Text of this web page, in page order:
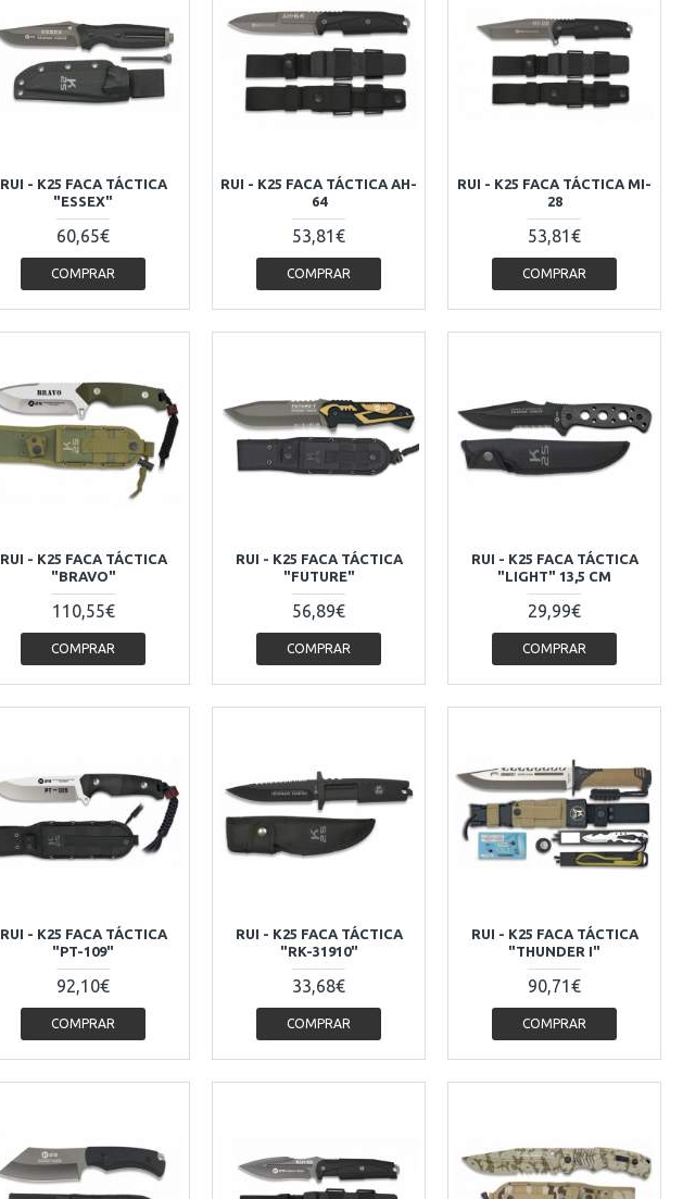
RUI - K25 FACA TÁCTICA
"ESSEX"
60,65€
COMPRAR
RUI - K25 FACA TÁCTICA AH-
64
53,81€
COMPRAR
RUI - K25 FACA TÁCTICA MI-
28
53,81€
COMPRAR
RUI - K25 FACA TÁCTICA
"BRAVO"
110,55€
COMPRAR
RUI - K25 FACA TÁCTICA
"FUTURE"
56,89€
COMPRAR
RUI - K25 FACA TÁCTICA
"LIGHT" 13,5 CM
29,99€
COMPRAR
RUI - K25 FACA TÁCTICA
"PT-109"
92,10€
COMPRAR
RUI - K25 FACA TÁCTICA
"RK-31910"
33,68€
COMPRAR
RUI - K25 FACA TÁCTICA
"THUNDER I"
90,71€
COMPRAR